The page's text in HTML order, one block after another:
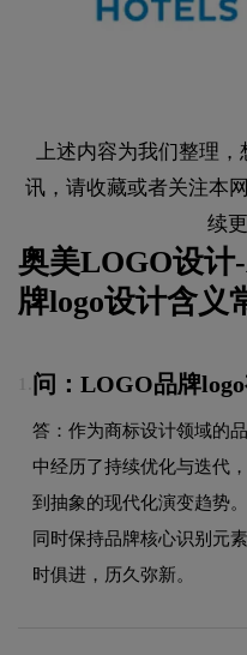
上述内容为我们整理
讯，请收藏或者关注本
续
奥美LOGO设
牌logo设计含义
问：LOGO品牌
答：作为商标设计领域的
中经历了持续优化与迭代
到抽象的现代化演变趋势
同时保持品牌核心识别元
时俱进，历久弥新。